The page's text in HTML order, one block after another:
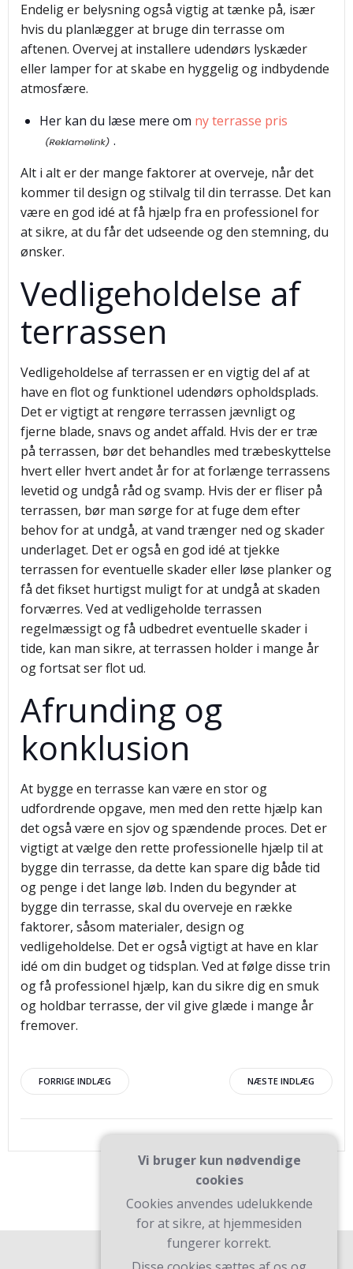
Endelig er belysning også vigtig at tænke på, især
hvis du planlægger at bruge din terrasse om
aftenen. Overvej at installere udendørs lyskæder
eller lamper for at skabe en hyggelig og indbydende
atmosfære.
Her kan du læse mere om ny terrasse pris
.
Alt i alt er der mange faktorer at overveje, når det
kommer til design og stilvalg til din terrasse. Det kan
være en god idé at få hjælp fra en professionel for
at sikre, at du får det udseende og den stemning, du
ønsker.
Vedligeholdelse af
terrassen
Vedligeholdelse af terrassen er en vigtig del af at
have en flot og funktionel udendørs opholdsplads.
Det er vigtigt at rengøre terrassen jævnligt og
fjerne blade, snavs og andet affald. Hvis der er træ
på terrassen, bør det behandles med træbeskyttelse
hvert eller hvert andet år for at forlænge terrassens
levetid og undgå råd og svamp. Hvis der er fliser på
terrassen, bør man sørge for at fuge dem efter
behov for at undgå, at vand trænger ned og skader
underlaget. Det er også en god idé at tjekke
terrassen for eventuelle skader eller løse planker og
få det fikset hurtigst muligt for at undgå at skaden
forværres. Ved at vedligeholde terrassen
regelmæssigt og få udbedret eventuelle skader i
tide, kan man sikre, at terrassen holder i mange år
og fortsat ser flot ud.
Afrunding og
konklusion
At bygge en terrasse kan være en stor og
udfordrende opgave, men med den rette hjælp kan
det også være en sjov og spændende proces. Det er
vigtigt at vælge den rette professionelle hjælp til at
bygge din terrasse, da dette kan spare dig både tid
og penge i det lange løb. Inden du begynder at
bygge din terrasse, skal du overveje en række
faktorer, såsom materialer, design og
vedligeholdelse. Det er også vigtigt at have en klar
idé om din budget og tidsplan. Ved at følge disse trin
og få professionel hjælp, kan du sikre dig en smuk
og holdbar terrasse, der vil give glæde i mange år
fremover.
Indlægsnavigation
FORRIGE INDLÆG NÆSTE INDLÆG
Vi bruger kun nødvendige
cookies
Cookies anvendes udelukkende
for at sikre, at hjemmesiden
fungerer korrekt.